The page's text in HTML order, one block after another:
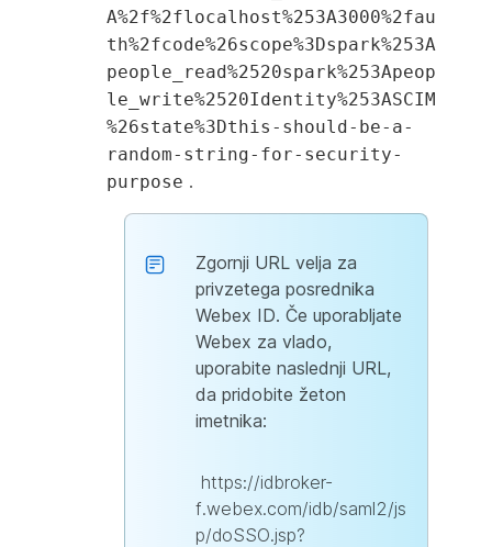
A%2f%2flocalhost%253A3000%2fau
th%2fcode%26scope%3Dspark%253A
people_read%2520spark%253Apeop
le_write%2520Identity%253ASCIM
%26state%3Dthis-should-be-a-
random-string-for-security-
purpose .
Zgornji URL velja za
privzetega posrednika
Webex ID. Če uporabljate
Webex za vlado,
uporabite naslednji URL,
da pridobite žeton
imetnika:
https://idbroker-
f.webex.com/idb/saml2/js
p/doSSO.jsp?